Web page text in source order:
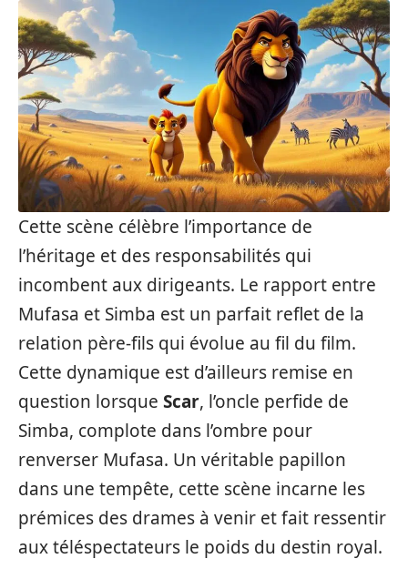
Cette scène célèbre l’importance de
l’héritage et des responsabilités qui
incombent aux dirigeants. Le rapport entre
Mufasa et Simba est un parfait reflet de la
relation père-fils qui évolue au fil du film.
Cette dynamique est d’ailleurs remise en
question lorsque Scar, l’oncle perfide de
Simba, complote dans l’ombre pour
renverser Mufasa. Un véritable papillon
dans une tempête, cette scène incarne les
prémices des drames à venir et fait ressentir
aux téléspectateurs le poids du destin royal.